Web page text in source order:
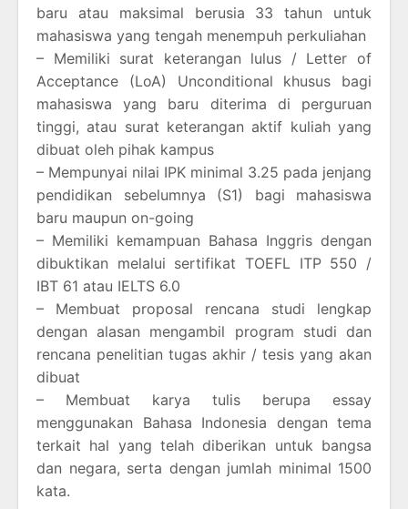
baru atau maksimal berusia 33 tahun untuk
mahasiswa yang tengah menempuh perkuliahan
– Memiliki surat keterangan lulus / Letter of
Acceptance (LoA) Unconditional khusus bagi
mahasiswa yang baru diterima di perguruan
tinggi, atau surat keterangan aktif kuliah yang
dibuat oleh pihak kampus
– Mempunyai nilai IPK minimal 3.25 pada jenjang
pendidikan sebelumnya (S1) bagi mahasiswa
baru maupun on-going
– Memiliki kemampuan Bahasa Inggris dengan
dibuktikan melalui sertifikat TOEFL ITP 550 /
IBT 61 atau IELTS 6.0
– Membuat proposal rencana studi lengkap
dengan alasan mengambil program studi dan
rencana penelitian tugas akhir / tesis yang akan
dibuat
– Membuat karya tulis berupa essay
menggunakan Bahasa Indonesia dengan tema
terkait hal yang telah diberikan untuk bangsa
dan negara, serta dengan jumlah minimal 1500
kata.